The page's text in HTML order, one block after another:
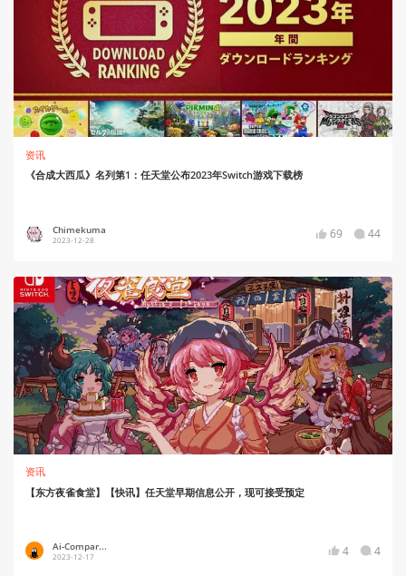
资讯
《合成大西瓜》名列第1：任天堂公布2023年Switch游戏下载榜
Chimekuma
2023-12-28 69 44
资讯
【东方夜雀食堂】【快讯】任天堂早期信息公开，现可接受预定
Ai-Compar...
2023-12-17 4 4